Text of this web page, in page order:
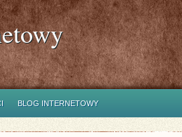
BLOG INTERNETOWY